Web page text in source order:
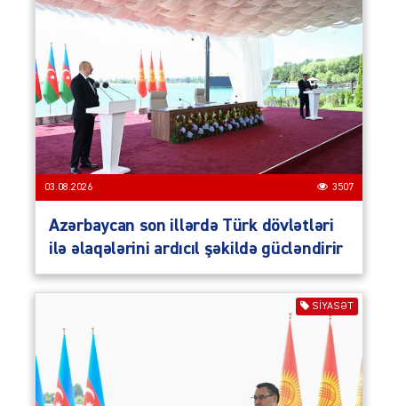
03.08.2026 3507
Azərbaycan son illərdə Türk dövlətləri
ilə əlaqələrini ardıcıl şəkildə gücləndirir
SIYASƏT